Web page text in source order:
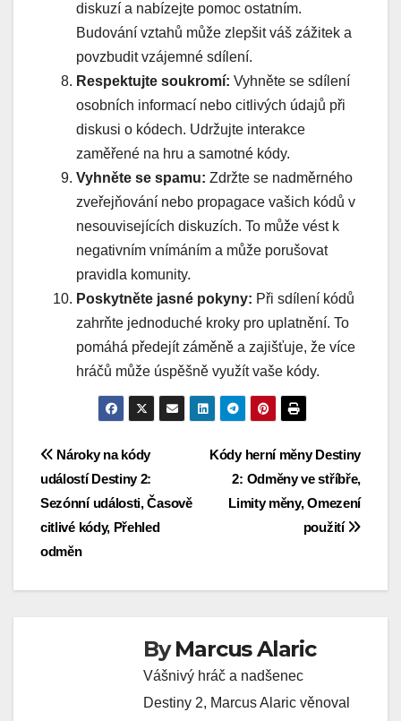
diskuzí a nabízejte pomoc ostatním.
Budování vztahů může zlepšit váš zážitek a
povzbudit vzájemné sdílení.
Respektujte soukromí: Vyhněte se sdílení
osobních informací nebo citlivých údajů při
diskusi o kódech. Udržujte interakce
zaměřené na hru a samotné kódy.
Vyhněte se spamu: Zdržte se nadměrného
zveřejňování nebo propagace vašich kódů v
nesouvisejících diskuzích. To může vést k
negativním vnímáním a může porušovat
pravidla komunity.
Poskytněte jasné pokyny: Při sdílení kódů
zahrňte jednoduché kroky pro uplatnění. To
pomáhá předejít záměně a zajišťuje, že více
hráčů může úspěšně využít vaše kódy.
Post
navigation
Kódy herní měny Destiny
2: Odměny ve stříbře,
Limity měny, Omezení
použití
Nároky na kódy
událostí Destiny 2:
Sezónní události, Časově
citlivé kódy, Přehled
odměn
ByMarcus Alaric
Vášnivý hráč a nadšenec
Destiny 2, Marcus Alaric věnoval